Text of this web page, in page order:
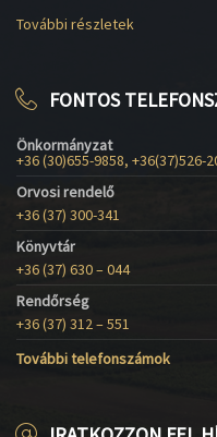
További részletek
FONTOS
Önkormányzat
+36 (30)655-9858, +36(37)526-
Orvosi rendelő
+36 (37) 300-341
Könyvtár
+36 (37) 630 – 044
Rendőrség
+36 (37) 312 – 551
További telefonszámok